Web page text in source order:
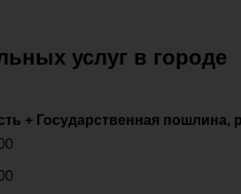
услуг в городе
+ Государственная пошлина,